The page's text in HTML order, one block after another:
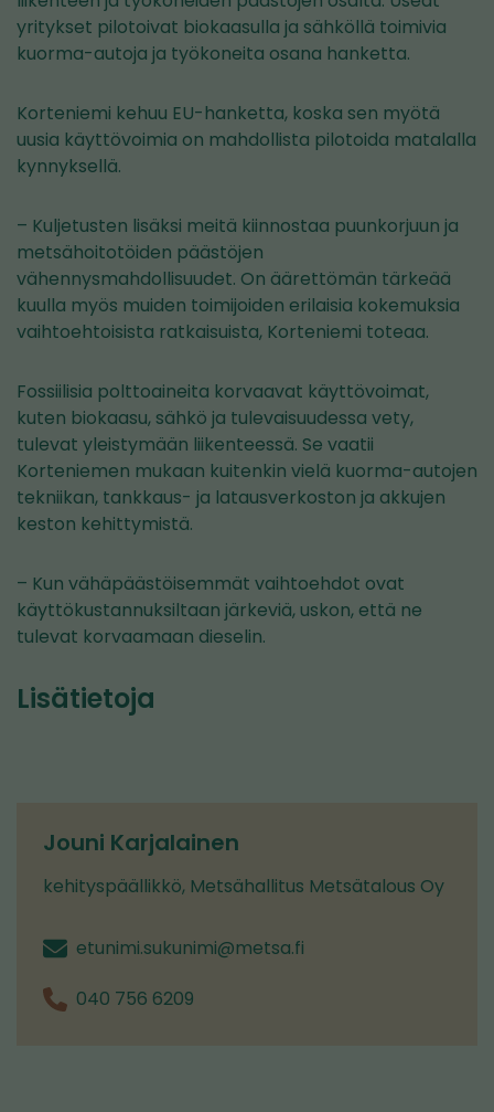
yritykset pilotoivat biokaasulla ja sähköllä toimivia
kuorma-autoja ja työkoneita osana hanketta.
Korteniemi kehuu EU-hanketta, koska sen myötä
uusia käyttövoimia on mahdollista pilotoida matalalla
kynnyksellä.
– Kuljetusten lisäksi meitä kiinnostaa puunkorjuun ja
metsähoitotöiden päästöjen
vähennysmahdollisuudet. On äärettömän tärkeää
kuulla myös muiden toimijoiden erilaisia kokemuksia
vaihtoehtoisista ratkaisuista, Korteniemi toteaa.
Fossiilisia polttoaineita korvaavat käyttövoimat,
kuten biokaasu, sähkö ja tulevaisuudessa vety,
tulevat yleistymään liikenteessä. Se vaatii
Korteniemen mukaan kuitenkin vielä kuorma-autojen
tekniikan, tankkaus- ja latausverkoston ja akkujen
keston kehittymistä.
– Kun vähäpäästöisemmät vaihtoehdot ovat
käyttökustannuksiltaan järkeviä, uskon, että ne
tulevat korvaamaan dieselin.
Lisätietoja
Jouni Karjalainen
kehityspäällikkö, Metsähallitus Metsätalous Oy
etunimi.sukunimi@metsa.fi
040 756 6209